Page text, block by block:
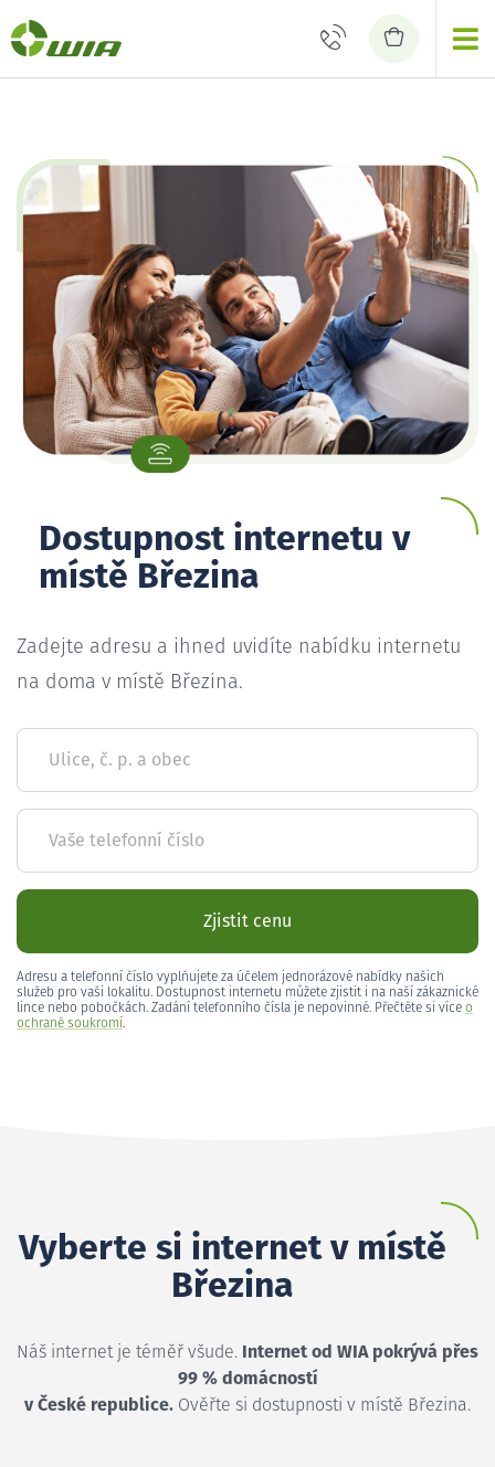
Dostupnost internetu v
místě Březina
Zadejte adresu a ihned uvidíte nabídku internetu
na doma v místě Březina.
Ulice, č. p. a obec
Vaše telefonní číslo
Zjistit cenu
Adresu a telefonní číslo vyplňujete za účelem jednorázové nabídky našich
služeb pro vaši lokalitu. Dostupnost internetu můžete zjistit i na naší zákaznické
lince nebo pobočkách. Zadání telefonního čísla je nepovinné. Přečtěte si více o
ochraně soukromí.
Vyberte si internet v místě
Březina
Náš internet je téměř všude. Internet od WIA pokrývá přes
99 % domácností
v České republice. Ověřte si dostupnosti v místě Březina.